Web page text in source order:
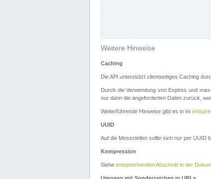
Weitere Hinweise
Caching
Die API unterstützt clientseitiges Caching
Durch die Verwendung von Expires und
nur dann die angeforderten Daten zurück,
Weiterführende Hinweise gibt es in im
UUID
Auf die Messstellen sollte sich nur per UUID
Kompression
Siehe entsprechenden Abschnitt in der